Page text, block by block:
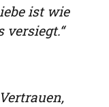
ist wie